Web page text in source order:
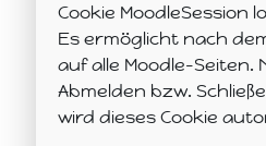
Cookie MoodleSession
Es ermöglicht nach
auf alle Moodle-Seiten.
Abmelden bzw.
wird dieses Cookie